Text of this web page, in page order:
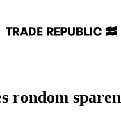
rondom sparen